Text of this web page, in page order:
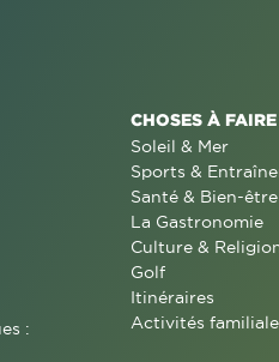
:
CHOSES À FAIRE
Soleil & Mer
Sports &
Santé & Bien-être
La Gastronomie
Culture &
Golf
Itinéraires
Activités